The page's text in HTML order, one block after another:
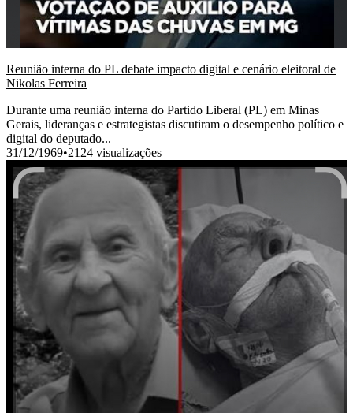
Reunião interna do PL debate impacto digital e cenário eleitoral de
Nikolas Ferreira
Durante uma reunião interna do Partido Liberal (PL) em Minas
Gerais, lideranças e estrategistas discutiram o desempenho político e
digital do deputado...
31/12/1969•2124 visualizações